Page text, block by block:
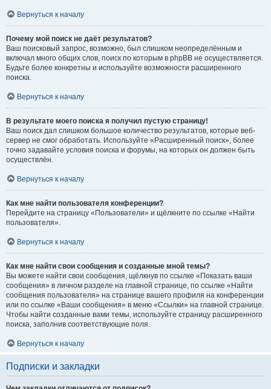
Вернуться к началу
Почему мой поиск не даёт результатов?
Ваш поисковый запрос, возможно, был слишком неопределённым и
включал много общих слов, поиск по которым в phpBB не осуществляется.
Будьте более конкретны и используйте возможности расширенного
поиска.
Вернуться к началу
В результате моего поиска я получил пустую страницу!
Ваш поиск дал слишком большое количество результатов, которые веб-
сервер не смог обработать. Используйте «Расширенный поиск», более
точно задавайте условия поиска и форумы, на которых он должен быть
осуществлён.
Вернуться к началу
Как мне найти пользователя конференции?
Перейдите на страницу «Пользователи» и щёлкните по ссылке «Найти
пользователя».
Вернуться к началу
Как мне найти свои сообщения и созданные мной темы?
Вы можете найти свои сообщения, щёлкнув по ссылке «Показать ваши
сообщения» в личном разделе на главной странице, по ссылке «Найти
сообщения пользователя» на странице вашего профиля на конференции
или по ссылке «Ваши сообщения» в меню «Ссылки» на главной странице.
Чтобы найти созданные вами темы, используйте страницу расширенного
поиска, заполнив соответствующие поля.
Вернуться к началу
Подписки и закладки